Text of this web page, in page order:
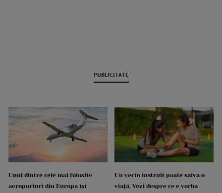
PUBLICITATE
Unul dintre cele mai folosite
aeroporturi din Europa își
Un vecin instruit poate salva o
viață. Vezi despre ce e vorba